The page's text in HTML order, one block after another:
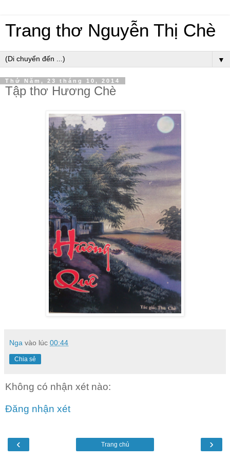
Trang thơ Nguyễn Thị Chè
▼
Thứ Năm, 23 tháng 10, 2014
Tập thơ Hương Chè
Nga vào lúc 00:44
Chia sẻ
Không có nhận xét nào:
Đăng nhận xét
‹ ›
Trang chủ